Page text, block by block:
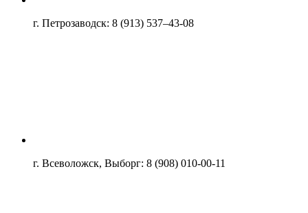
г. Петрозаводск: 8 (913) 537–43-08
г. Всеволожск, Выборг: 8 (908) 010-00-11